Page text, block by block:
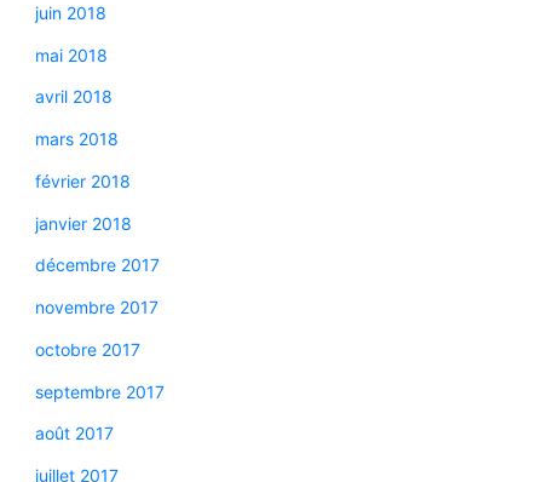
juin 2018
mai 2018
avril 2018
mars 2018
février 2018
janvier 2018
décembre 2017
novembre 2017
octobre 2017
septembre 2017
août 2017
juillet 2017